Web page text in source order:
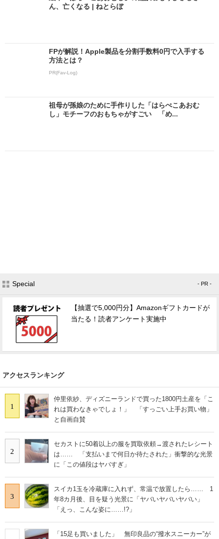
ん、亡くなる | ねとらぼ
FPが解説！Apple製品を分割手数料0円で入手する
方法とは？
PR(Fav-Log)
祖母が孫娘のために手作りした「はらぺこあおむ
し」モチーフのおもちゃがすごい 「め...
Special - PR -
【抽選で5,000円分】Amazonギフトカードが
当たる！読者アンケート実施中
アクセスランキング
1
仲里依紗、ディズニーランドで買った1800円土産を「こ
れは買わなきゃでしょ！」 「すっごい上手お買い物」
と自画自賛
2
セカストに50着以上の服を買取依頼→渡されたレシート
は…… 「支払いまで何日か待たされた」衝撃的な光景
に「この値段はヤバすぎ」
3
スイカ1玉を冷蔵庫に入れず、常温で放置したら…… 1
年8カ月後、目を疑う光景に「ヤバいヤバいヤバい」
「えっ、こんな姿に……!?」
「15足も買いました」 無印良品の“撥水スニーカー”が